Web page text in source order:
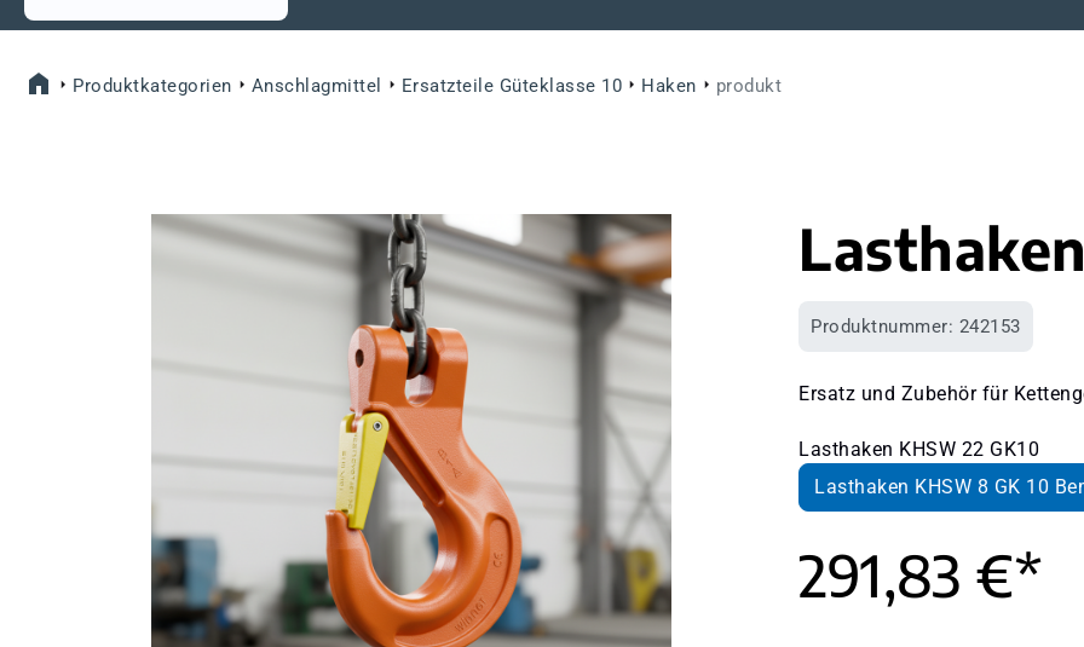
Produktkategorien Anschlagmittel Ersatzteile Güteklasse 10 Haken produkt
Bildergalerie überspringen
Produktnummer: 242153
Ersatz und Zubehör für
Lasthaken KHSW 22 GK10
Lasthaken KHSW 8 GK 10
291,83 €*